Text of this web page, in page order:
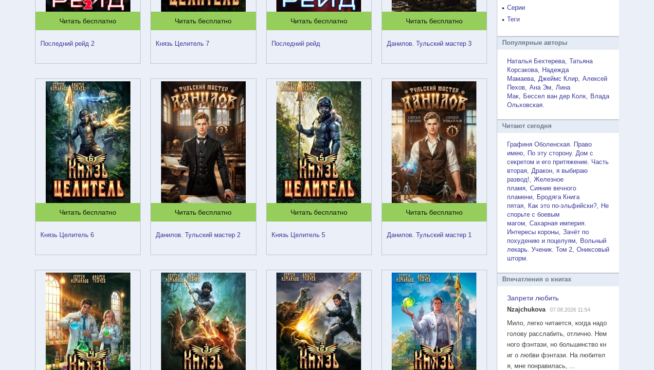
Читать бесплатно
Последний рейд 2
Читать бесплатно
Князь Целитель 7
Читать бесплатно
Последний рейд
Читать бесплатно
Данилов. Тульский мастер 3
Читать бесплатно
Князь Целитель 6
Читать бесплатно
Данилов. Тульский мастер 2
Читать бесплатно
Князь Целитель 5
Читать бесплатно
Данилов. Тульский мастер 1
Серии
Теги
Популярные авторы
Наталья Бехтерева Татьяна
Корсакова
Надежда
Мамаева
Джеймс Клир Алексей
Пехов Ана Эм
Лина
Мак
Бессел ван дер Колк
Влада
Ольховская
Читают сегодня
Графиня Оболенская. Право
имею
По эту сторону. Дом с
секретом и его притяжение. Часть
вторая
Дракон, я выбираю
развод!
Железное
пламя Сияние вечного
пламени
Бродяга Книга
пятая
Как это по-эльфийски?
Не
спорьте с боевым
магом
Сахарная империя.
Интересы короны Зачёт по
похудению и поцелуям
Вольный
лекарь. Ученик. Том 2 Ониксовый
шторм
Впечатления о книгах
Запрети любить
Nzajchukova 07.08.2026 11:54
Мило, легко читается, когда надо
голову расслабить, отлично. Нем
ного фэнтази, но большинство кн
иг о любви фэнтази. На любител
я, мне понравилась, ...